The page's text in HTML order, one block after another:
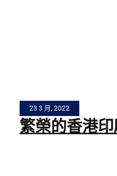
23 3 月, 2022
繁榮的香港